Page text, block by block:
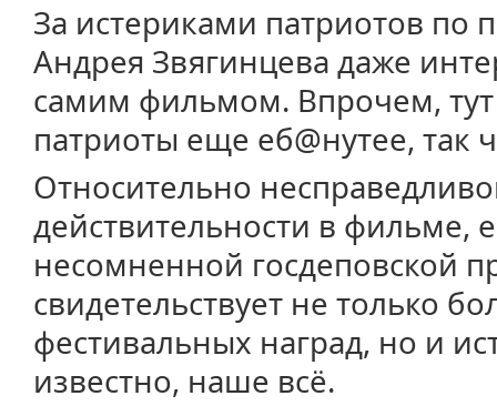
За истериками патриотов по
Андрея Звягинцева даже
самим фильмом. Впрочем, тут
патриоты еще еб@нутее, так
Относительно
действительности в фильме,
несомненной госдеповской
свидетельствует не только
фестивальных наград, но и
известно, наше всё.